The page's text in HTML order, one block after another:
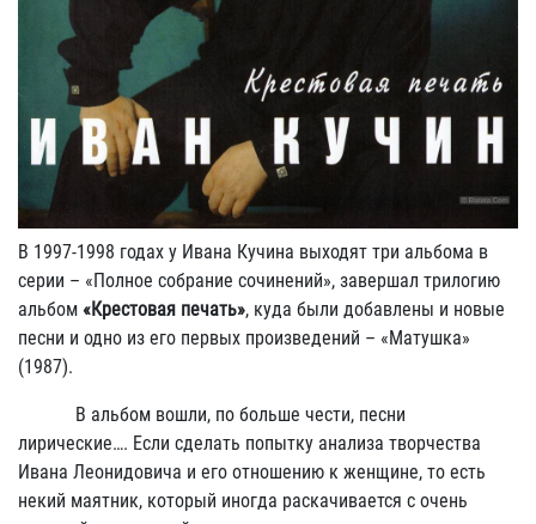
В 1997-1998 годах у Ивана Кучина выходят три альбома в
серии – «Полное собрание сочинений», завершал трилогию
альбом «Крестовая печать», куда были добавлены и новые
песни и одно из его первых произведений – «Матушка»
(1987).
В альбом вошли, по больше чести, песни
лирические…. Если сделать попытку анализа творчества
Ивана Леонидовича и его отношению к женщине, то есть
некий маятник, который иногда раскачивается с очень